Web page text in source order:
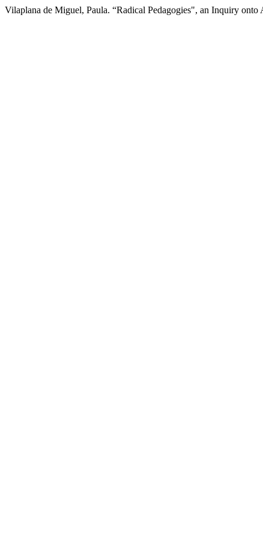
Vilaplana de Miguel, Paula. “Radical Pedagogies", an Inquiry onto